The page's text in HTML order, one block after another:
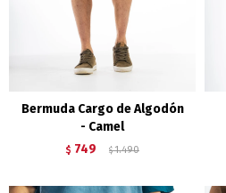
Bermuda Cargo de Algodón
- Camel
$ 749 $ 1.490